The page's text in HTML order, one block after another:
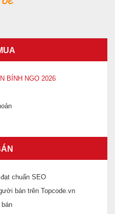
BÍNH NGỌ 2026
chuẩn SEO
bán trên Topcode.vn